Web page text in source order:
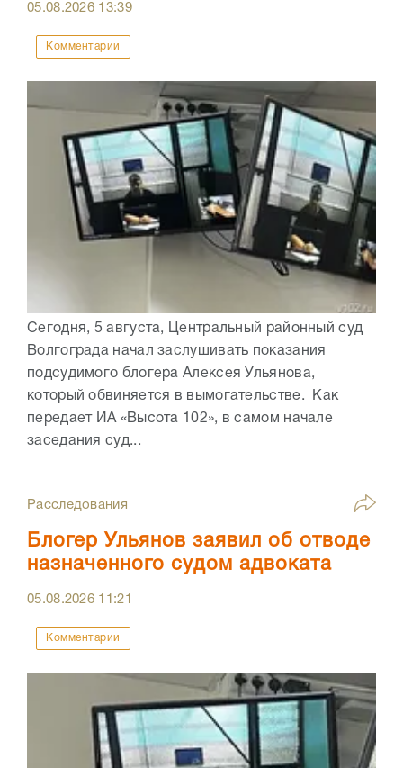
05.08.2026 13:39
Комментарии
Сегодня, 5 августа, Центральный районный суд
Волгограда начал заслушивать показания
подсудимого блогера Алексея Ульянова,
который обвиняется в вымогательстве. Как
передает ИА «Высота 102», в самом начале
заседания суд...
Расследования
Блогер Ульянов заявил об отводе
назначенного судом адвоката
05.08.2026 11:21
Комментарии